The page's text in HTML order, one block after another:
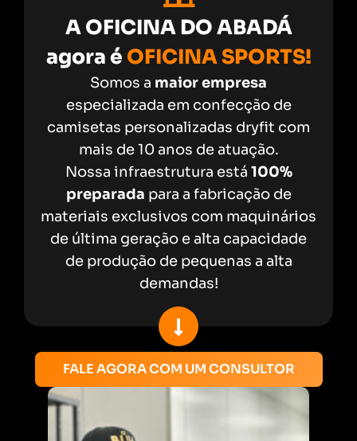
A OFICINA DO ABADÁ
agora é OFICINA SPORTS!
Somos a maior empresa
especializada em confecção de
camisetas personalizadas dryfit com
mais de 10 anos de atuação.
Nossa infraestrutura está 100%
preparada para a fabricação de
materiais exclusivos com maquinários
de última geração e alta capacidade
de produção de pequenas a alta
demandas!
FALE AGORA COM UM CONSULTOR